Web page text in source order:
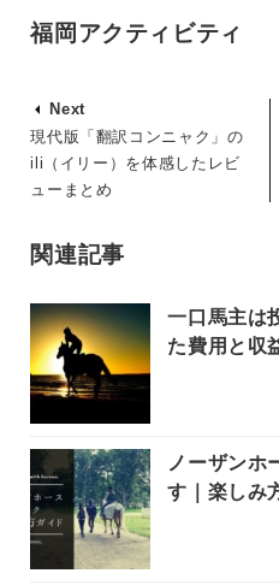
福岡アクティビティ
Next
現代版「翻訳コンニャク」の
ili（イリー）を体感したレビ
ューまとめ
関連記事
一口馬主は
た費用と収
ノーザンホ
す｜楽しみ